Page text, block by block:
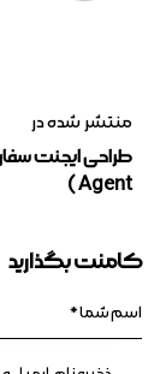
منتشر شده در
Agent )
کامنت بگذارید